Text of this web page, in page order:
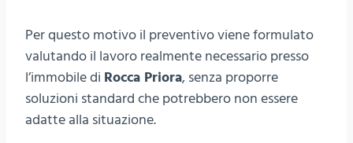
Per questo motivo il preventivo viene formulato
valutando il lavoro realmente necessario presso
l’immobile di Rocca Priora, senza proporre
soluzioni standard che potrebbero non essere
adatte alla situazione.